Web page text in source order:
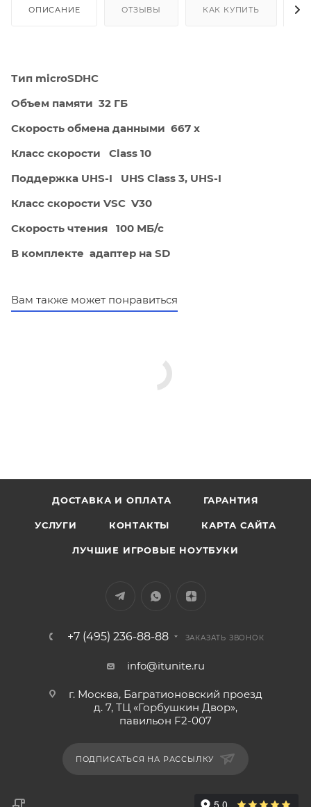
ОПИСАНИЕ ОТЗЫВЫ КАК КУПИТЬ
Тип microSDHC
Объем памяти 32 ГБ
Скорость обмена данными 667 x
Класс скорости Class 10
Поддержка UHS-I UHS Class 3, UHS-I
Класс скорости VSC V30
Скорость чтения 100 МБ/с
В комплекте адаптер на SD
Вам также может понравиться
ДОСТАВКА И ОПЛАТА ГАРАНТИЯ
УСЛУГИ КОНТАКТЫ КАРТА САЙТА
ЛУЧШИЕ ИГРОВЫЕ НОУТБУКИ
+7 (495) 236-88-88 ЗАКАЗАТЬ ЗВОНОК
info@itunite.ru
г. Москва, Багратионовский проезд
д. 7, ТЦ «Горбушкин Двор»,
павильон F2-007
ПОДПИСАТЬСЯ НА РАССЫЛКУ